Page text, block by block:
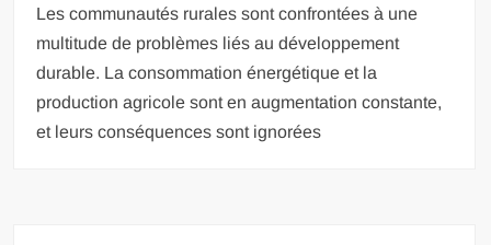
Les communautés rurales sont confrontées à une
multitude de problèmes liés au développement
durable. La consommation énergétique et la
production agricole sont en augmentation constante,
et leurs conséquences sont ignorées